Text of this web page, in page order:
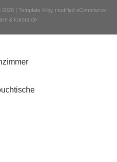
| Template © by modified eCommerce
& karsta.de